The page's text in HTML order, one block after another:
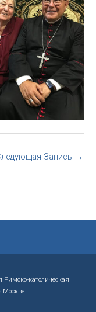
Запись →
Римско-католическая
Москве